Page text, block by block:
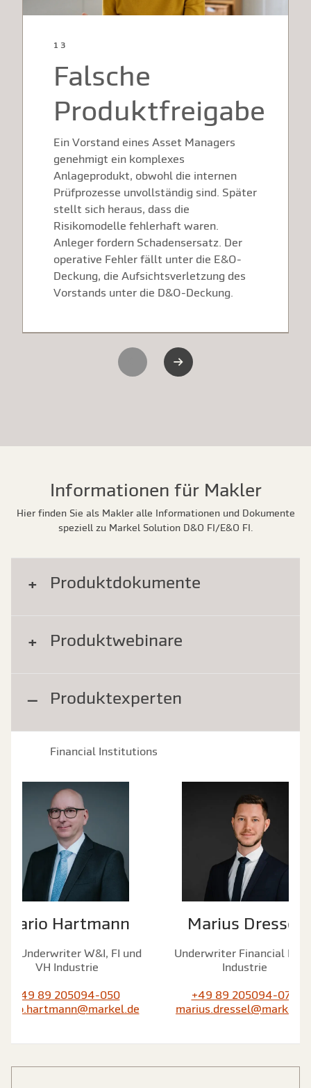
Previous slideNext slide
1 3
Falsche
Produktfreigabe
Ein Vorstand eines Asset Managers
genehmigt ein komplexes
Anlageprodukt, obwohl die internen
Prüfprozesse unvollständig sind. Später
stellt sich heraus, dass die
Risikomodelle fehlerhaft waren.
Anleger fordern Schadensersatz. Der
operative Fehler fällt unter die E&O-
Deckung, die Aufsichtsverletzung des
Vorstands unter die D&O-Deckung.
Informationen für Makler
Hier finden Sie als Makler alle Informationen und Dokumente
speziell zu Markel Solution D&O FI/E&O FI.
Produktdokumente
Produktwebinare
Produktexperten
Financial Institutions
Mario Hartmann
Underwriter W&I, FI und
VH Industrie
+49 89 205094-050
Marius Dressel
Underwriter Financial
Industrie
+49 89 205094-078